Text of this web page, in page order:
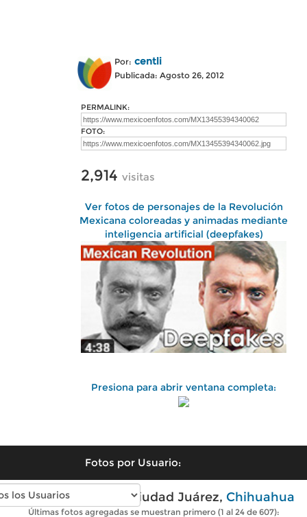
Por: centli
Publicada: Agosto 26, 2012
PERMALINK:
FOTO:
2,914 visitas
Ver fotos de personajes de la Revolución
Mexicana coloreadas y animadas mediante
inteligencia artificial (deepfakes)
Presiona para abrir ventana completa:
Fotos por Usuario:
Fotos antiguas de Ciudad Juárez, Chihuahua
Últimas fotos agregadas se muestran primero (1 al 24 de 607):